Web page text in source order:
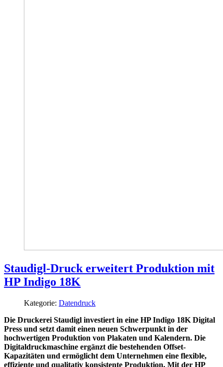
Staudigl-Druck erweitert Produktion mit
HP Indigo 18K
Kategorie: Datendruck
Die Druckerei Staudigl investiert in eine HP Indigo 18K Digital
Press und setzt damit einen neuen Schwerpunkt in der
hochwertigen Produktion von Plakaten und Kalendern. Die
Digitaldruckmaschine ergänzt die bestehenden Offset-
Kapazitäten und ermöglicht dem Unternehmen eine flexible,
effiziente und qualitativ konsistente Produktion. Mit der HP